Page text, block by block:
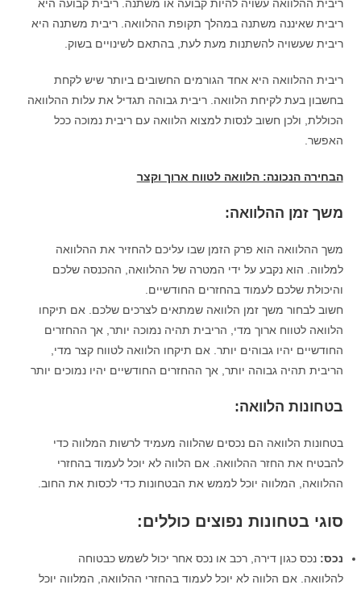
ריבית ההלוואה עשויה להיות קבועה או משתנה. ריבית קבועה היא
ריבית שאיננה משתנה במהלך תקופת ההלוואה. ריבית משתנה היא
ריבית שעשויה להשתנות מעת לעת, בהתאם לשינויים בשוק.
ריבית ההלוואה היא אחד הגורמים החשובים ביותר שיש לקחת
בחשבון בעת לקיחת הלוואה. ריבית גבוהה תגדיל את עלות ההלוואה
הכוללת, ולכן חשוב לנסות למצוא הלוואה עם ריבית נמוכה ככל
האפשר.
הבחירה הנכונה: הלוואה לטווח ארוך וקצר
משך זמן ההלוואה:
משך ההלוואה הוא פרק הזמן שבו עליכם להחזיר את ההלוואה
למלווה. הוא נקבע על ידי המטרה של ההלוואה, ההכנסה שלכם
והיכולת שלכם לעמוד בהחזרים החודשיים.
חשוב לבחור משך זמן הלוואה שמתאים לצרכים שלכם. אם תיקחו
הלוואה לטווח ארוך מדי, הריבית תהיה נמוכה יותר, אך ההחזרים
החודשיים יהיו גבוהים יותר. אם תיקחו הלוואה לטווח קצר מדי,
הריבית תהיה גבוהה יותר, אך ההחזרים החודשיים יהיו נמוכים יותר
בטחונות הלוואה:
בטחונות הלוואה הם נכסים שהלווה מעמיד לרשות המלווה כדי
להבטיח את החזר ההלוואה. אם הלווה לא יוכל לעמוד בהחזרי
ההלוואה, המלווה יוכל לממש את הבטחונות כדי לכסות את החוב.
סוגי בטחונות נפוצים כוללים:
נכס: נכס כגון דירה, רכב או נכס אחר יכול לשמש כבטוחה
להלוואה. אם הלווה לא יוכל לעמוד בהחזרי ההלוואה, המלווה יוכל